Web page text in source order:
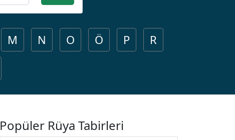
M N O Ö P
R
Popüler Rüya Tabirleri